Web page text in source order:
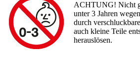
ACHTUNG! Nicht
unter 3 Jahren
durch
auch kleine Teile
herauslösen.